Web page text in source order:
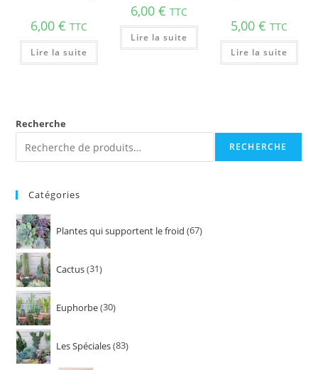
6,00 € TTC
Lire la suite
6,00 € TTC
Lire la suite
5,00€ TTC
Lire la suite
Recherche
RECHERCHE
Catégories
Plantes qui supportent le froid 67
Cactus 31
Euphorbe 30
Les Spéciales 83